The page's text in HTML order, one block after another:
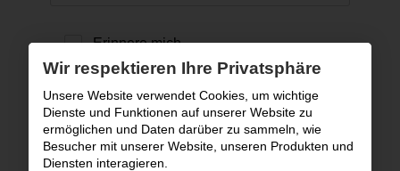
Erinnere mich
Login ›
Zurück zur Website
Wir respektieren Ihre Privatsphäre
Unsere Website verwendet Cookies, um wichtige
Dienste und Funktionen auf unserer Website zu
ermöglichen und Daten darüber zu sammeln, wie
Besucher mit unserer Website, unseren Produkten und
Diensten interagieren.